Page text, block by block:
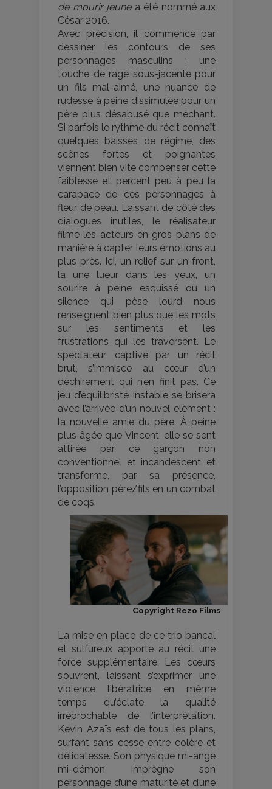
de mourir jeunea été nommé aux
César 2016.
Avec précision, il commence par
dessiner les contours de ses
personnages masculins : une
touche de rage sous-jacente pour
un fils mal-aimé, une nuance de
rudesse à peine dissimulée pour un
père plus désabusé que méchant.
Si parfois le rythme du récit connaît
quelques baisses de régime, des
scènes fortes et poignantes
viennent bien vite compenser cette
faiblesse et percent peu à peu la
carapace de ces personnages à
fleur de peau. Laissant de côté des
dialogues inutiles, le réalisateur
filme les acteurs en gros plans de
manière à capter leurs émotions au
plus près. Ici, un relief sur un front,
là une lueur dans les yeux, un
sourire à peine esquissé ou un
silence qui pèse lourd nous
renseignent bien plus que les mots
sur les sentiments et les
frustrations qui les traversent. Le
spectateur, captivé par un récit
brut, s’immisce au cœur d’un
déchirement qui n’en finit pas. Ce
jeu d’équilibriste instable se brisera
avec l’arrivée d’un nouvel élément :
la nouvelle amie du père. À peine
plus âgée que Vincent, elle se sent
attirée par ce garçon non
conventionnel et incandescent et
transforme, par sa présence,
l’opposition père/fils en un combat
de coqs.
Copyright Rezo Films
La mise en place de ce trio bancal
et sulfureux apporte au récit une
force supplémentaire. Les cœurs
s’ouvrent, laissant s’exprimer une
violence libératrice en même
temps qu’éclate la qualité
irréprochable de l’interprétation.
Kevin Azaïs est de tous les plans,
surfant sans cesse entre colère et
délicatesse. Son physique mi-ange
mi-démon imprègne son
personnage d’une maturité et d’une